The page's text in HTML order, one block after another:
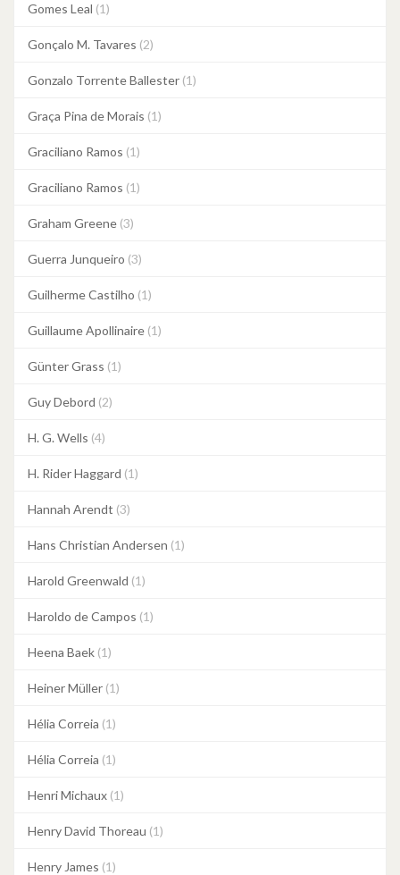
Gomes Leal (1)
Gonçalo M. Tavares (2)
Gonzalo Torrente Ballester (1)
Graça Pina de Morais (1)
Graciliano Ramos (1)
Graciliano Ramos (1)
Graham Greene (3)
Guerra Junqueiro (3)
Guilherme Castilho (1)
Guillaume Apollinaire (1)
Günter Grass (1)
Guy Debord (2)
H. G. Wells (4)
H. Rider Haggard (1)
Hannah Arendt (3)
Hans Christian Andersen (1)
Harold Greenwald (1)
Haroldo de Campos (1)
Heena Baek (1)
Heiner Müller (1)
Hélia Correia (1)
Hélia Correia (1)
Henri Michaux (1)
Henry David Thoreau (1)
Henry James (1)